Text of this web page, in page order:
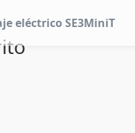
eléctrico SE3MiniT